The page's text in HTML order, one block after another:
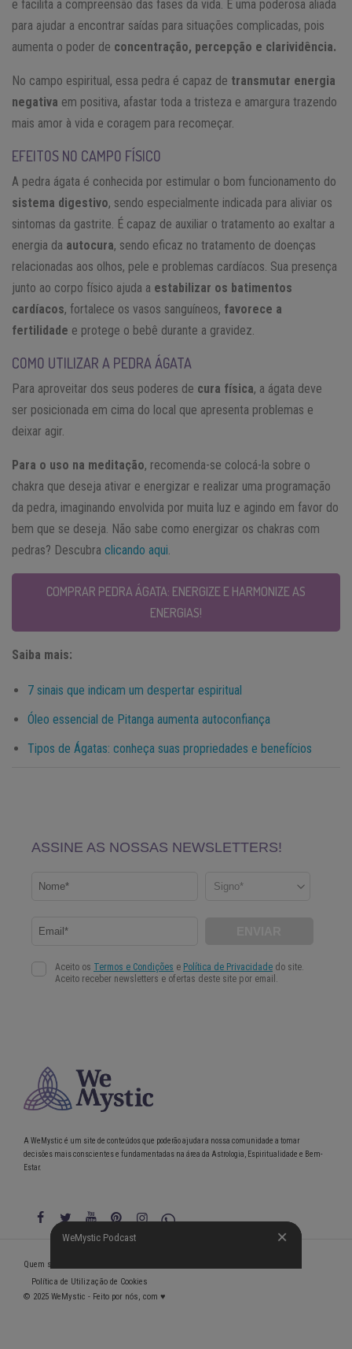
e facilita a compreensão das fases da vida. É uma poderosa aliada
para ajudar a encontrar saídas para situações complicadas, pois
aumenta o poder de concentração, percepção e clarividência.
No campo espiritual, essa pedra é capaz de transmutar energia
negativa em positiva, afastar toda a tristeza e amargura trazendo
mais amor à vida e coragem para recomeçar.
EFEITOS NO CAMPO FÍSICO
A pedra ágata é conhecida por estimular o bom funcionamento do
sistema digestivo, sendo especialmente indicada para aliviar os
sintomas da gastrite. É capaz de auxiliar o tratamento ao exaltar a
energia da autocura, sendo eficaz no tratamento de doenças
relacionadas aos olhos, pele e problemas cardíacos. Sua presença
junto ao corpo físico ajuda a estabilizar os batimentos
cardíacos, fortalece os vasos sanguíneos, favorece a
fertilidade e protege o bebê durante a gravidez.
COMO UTILIZAR A PEDRA ÁGATA
Para aproveitar dos seus poderes de cura física, a ágata deve
ser posicionada em cima do local que apresenta problemas e
deixar agir.
Para o uso na meditação, recomenda-se colocá-la sobre o
chakra que deseja ativar e energizar e realizar uma programação
da pedra, imaginando envolvida por muita luz e agindo em favor do
bem que se deseja. Não sabe como energizar os chakras com
pedras? Descubra clicando aqui
COMPRAR PEDRA ÁGATA: ENERGIZE E HARMONIZE AS
ENERGIAS!
Saiba mais:
7 sinais que indicam um despertar espiritual
Óleo essencial de Pitanga aumenta autoconfiança
Tipos de Ágatas: conheça suas propriedades e benefícios
WeMystic Podcast
A WeMystic é um site de conteúdos que poderão ajudar a nossa comunidade a tomar
decisões mais conscientes e fundamentadas na área da Astrologia, Espiritualidade e Bem-
Estar.
WeMystic Podcast
Quem somos
Política de Utilização de Cookies
© 2025 WeMystic - Feito por nós, com ♥